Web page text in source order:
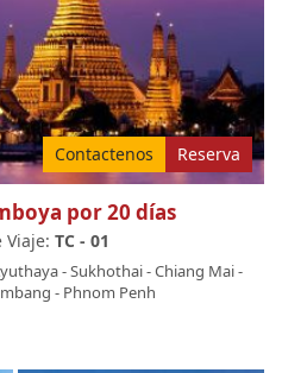
Contactenos Reserva
por 20 días
Viaje: TC - 01
-Sukhothai-Chiang Mai-
- Phnom Penh